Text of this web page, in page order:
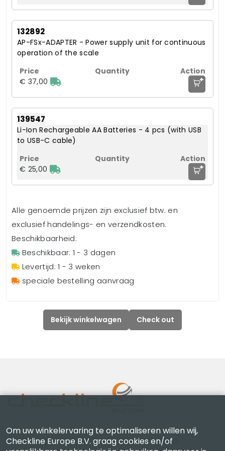
132892
AP-FSx-ADAPTER - Power supply unit for continuous
operation of the scale
€ 37,00 +
139547
Li-Ion Rechargeable AA Batteries - 4 pcs (with USB
to USB-C cable)
€ 25,00 +
Alle genoemde prijzen zijn exclusief btw. en
exclusief handelings- en verzendkosten.
Beschikbaarheid:
Beschikbaar: 1 - 3 dagen
Levertijd: 1 - 3 weken
speciale bestelling aanvraag
Bekijk winkelwagen Check out
Checkline Europe B.V. — specialisten in levering,
Om uw winkelervaring te optimaliseren willen wij,
Checkline Europe B.V. graag cookies en/of